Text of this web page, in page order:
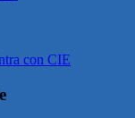
con CIE